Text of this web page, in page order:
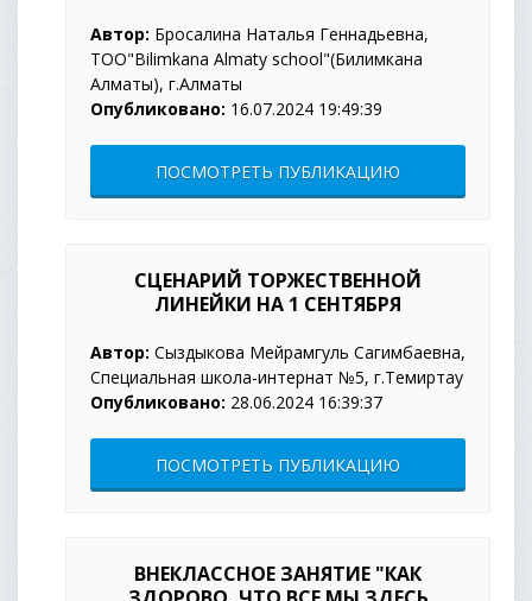
Автор: Бросалина Наталья Геннадьевна,
ТОО"Bilimkana Almaty school"(Билимкана
Алматы), г.Алматы
Опубликовано: 16.07.2024 19:49:39
ПОСМОТРЕТЬ ПУБЛИКАЦИЮ
СЦЕНАРИЙ ТОРЖЕСТВЕННОЙ
ЛИНЕЙКИ НА 1 СЕНТЯБРЯ
Автор: Сыздыкова Мейрамгуль Сагимбаевна,
Специальная школа-интернат №5, г.Темиртау
Опубликовано: 28.06.2024 16:39:37
ПОСМОТРЕТЬ ПУБЛИКАЦИЮ
ВНЕКЛАССНОЕ ЗАНЯТИЕ "КАК